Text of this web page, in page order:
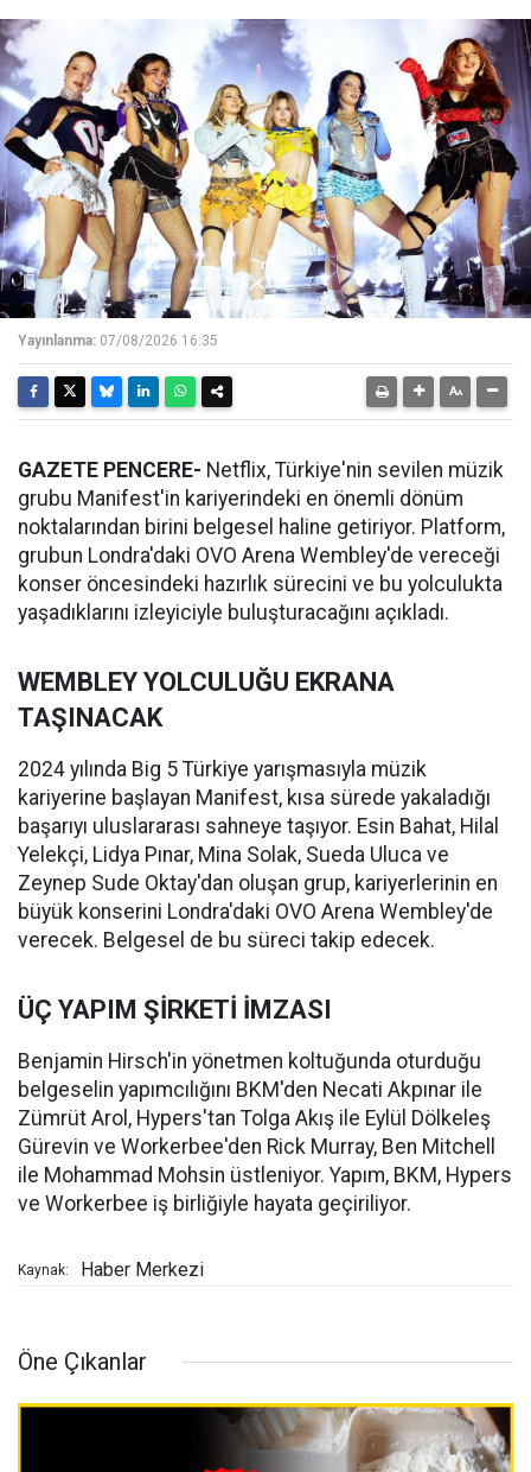
Yayınlanma: 07/08/2026 16:35
GAZETE PENCERE- Netflix, Türkiye'nin sevilen müzik
grubu Manifest'in kariyerindeki en önemli dönüm
noktalarından birini belgesel haline getiriyor. Platform,
grubun Londra'daki OVO Arena Wembley'de vereceği
konser öncesindeki hazırlık sürecini ve bu yolculukta
yaşadıklarını izleyiciyle buluşturacağını açıkladı.
WEMBLEY YOLCULUĞU EKRANA
TAŞINACAK
2024 yılında Big 5 Türkiye yarışmasıyla müzik
kariyerine başlayan Manifest, kısa sürede yakaladığı
başarıyı uluslararası sahneye taşıyor. Esin Bahat, Hilal
Yelekçi, Lidya Pınar, Mina Solak, Sueda Uluca ve
Zeynep Sude Oktay'dan oluşan grup, kariyerlerinin en
büyük konserini Londra'daki OVO Arena Wembley'de
verecek. Belgesel de bu süreci takip edecek.
ÜÇ YAPIM ŞİRKETİ İMZASI
Benjamin Hirsch'in yönetmen koltuğunda oturduğu
belgeselin yapımcılığını BKM'den Necati Akpınar ile
Zümrüt Arol, Hypers'tan Tolga Akış ile Eylül Dölkeleş
Gürevin ve Workerbee'den Rick Murray, Ben Mitchell
ile Mohammad Mohsin üstleniyor. Yapım, BKM, Hypers
ve Workerbee iş birliğiyle hayata geçiriliyor.
Kaynak: Haber Merkezi
Öne Çıkanlar